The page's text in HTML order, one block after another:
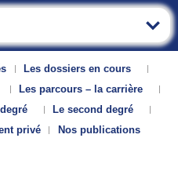
Les dossiers en cours
Les parcours – la carrière
Le second degré
privé Nos publications